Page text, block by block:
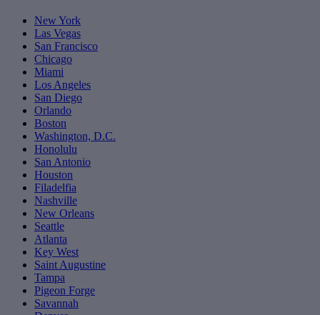
New York
Las Vegas
San Francisco
Chicago
Miami
Los Angeles
San Diego
Orlando
Boston
Washington, D.C.
Honolulu
San Antonio
Houston
Filadelfia
Nashville
New Orleans
Seattle
Atlanta
Key West
Saint Augustine
Tampa
Pigeon Forge
Savannah